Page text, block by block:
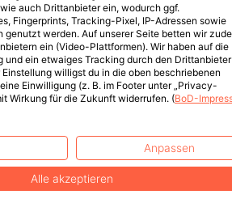
auch Drittanbieter ein, wodurch ggf.
Fingerprints, Tracking-Pixel, IP-Adressen sowie
genutzt werden. Auf unserer Seite betten wir
ein (Video-Plattformen). Wir haben auf die
und ein etwaiges Tracking durch den Drittanbieter
willigst du in die oben beschriebenen
Einwilligung (z. B. im Footer unter „Privacy-
Wirkung für die Zukunft widerrufen. (BoD-
Anpassen
Alle akzeptieren